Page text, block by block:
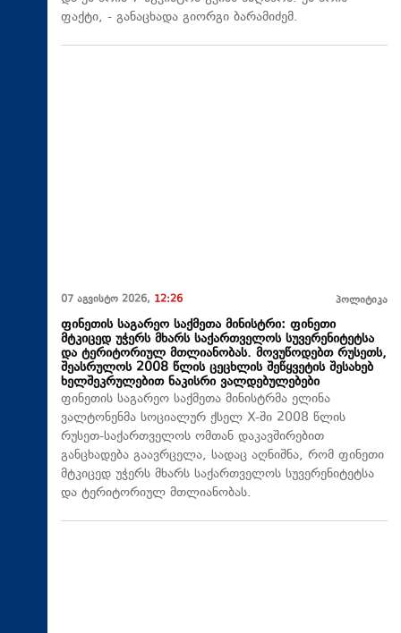
ფაქტი, - განაცხადა გიორგი ბარამიძემ.
07 აგვისტო 2026, 12:26 პოლიტიკა
ფინეთის საგარეო საქმეთა მინისტრი: ფინეთი
მტკიცედ უჭერს მხარს საქართველოს სუვერენიტეტსა
და ტერიტორიულ მთლიანობას. მოვუწოდებთ რუსეთს,
შეასრულოს 2008 წლის ცეცხლის შეწყვეტის შესახებ
ხელშეკრულებით ნაკისრი ვალდებულებები
ფინეთის საგარეო საქმეთა მინისტრმა ელინა
ვალტონენმა სოციალურ ქსელ X-ში 2008 წლის
რუსეთ-საქართველოს ომთან დაკავშირებით
განცხადება გაავრცელა, სადაც აღნიშნა, რომ ფინეთი
მტკიცედ უჭერს მხარს საქართველოს სუვერენიტეტსა
და ტერიტორიულ მთლიანობას.